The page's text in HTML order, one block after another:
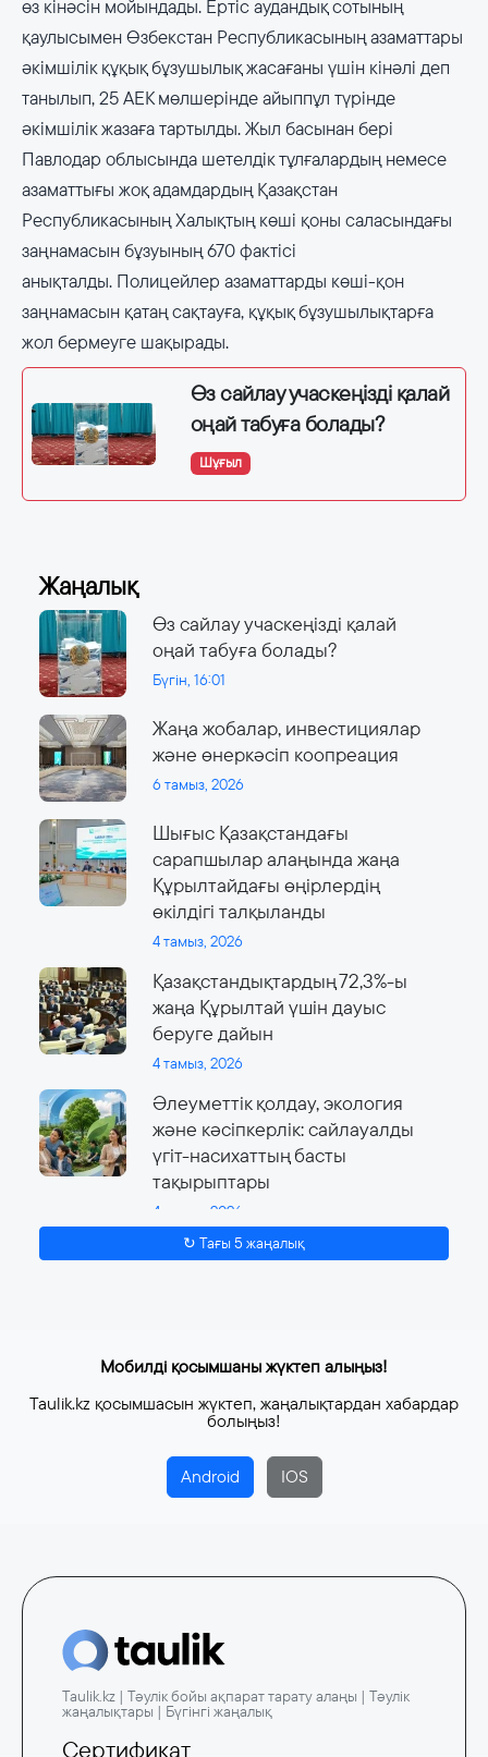
өз кінәсін мойындады. Ертіс аудандық сотының
қаулысымен Өзбекстан Республикасының азаматтары
әкімшілік құқық бұзушылық жасағаны үшін кінәлі деп
танылып, 25 АЕК мөлшерінде айыппұл түрінде
әкімшілік жазаға тартылды. Жыл басынан бері
Павлодар облысында шетелдік тұлғалардың немесе
азаматтығы жоқ адамдардың Қазақстан
Республикасының Халықтың көші қоны саласындағы
заңнамасын бұзуының 670 фактісі
анықталды. Полицейлер азаматтарды көші-қон
заңнамасын қатаң сақтауға, құқық бұзушылықтарға
жол бермеуге шақырады.
Өз сайлау учаскеңізді қалай
оңай табуға болады?
Шұғыл
Жаңалық
Өз сайлау учаскеңізді қалай
оңай табуға болады?
Бүгін, 16:01
Жаңа жобалар, инвестициялар
және өнеркәсіп коопреация
6 тамыз, 2026
Шығыс Қазақстандағы
сарапшылар алаңында жаңа
Құрылтайдағы өңірлердің
өкілдігі талқыланды
4 тамыз, 2026
Қазақстандықтардың 72,3%-ы
жаңа Құрылтай үшін дауыс
беруге дайын
4 тамыз, 2026
Әлеуметтік қолдау, экология
және кәсіпкерлік: сайлауалды
үгіт-насихаттың басты
тақырыптары
4 тамыз, 2026
↻ Тағы 5 жаңалық
Мобилді қосымшаны жүктеп алыңыз!
Taulik.kz қосымшасын жүктеп, жаңалықтардан хабардар
болыңыз!
Android IOS
Taulik.kz | Тәулік бойы ақпарат тарату алаңы | Тәулік
жаңалықтары | Бүгінгі жаңалық
Сертификат